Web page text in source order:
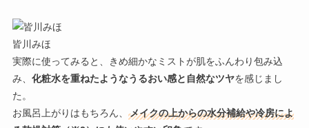
皆川みほ
実際に使ってみると、きめ細かなミストが肌をふんわり包み込
み、 化粧水を重ねたようなうるおい感と自然なツヤを感じまし
た。
お風呂上がりはもちろん、
メイクの上からの水分補給や冷房によ